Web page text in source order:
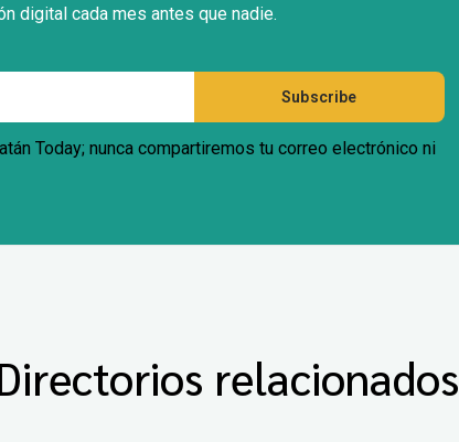
digital cada mes antes que nadie.
Today; nunca compartiremos tu correo electrónico ni
relacionados